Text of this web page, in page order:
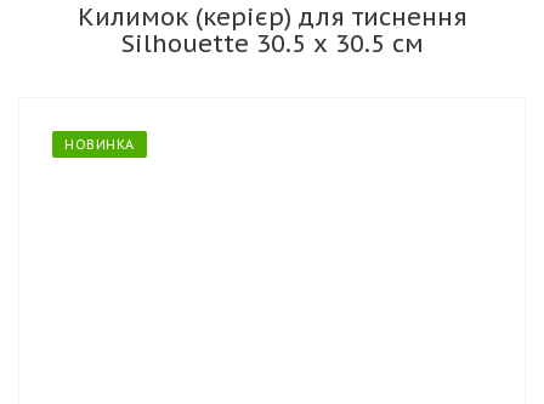
Килимок (керієр) для тиснення
Silhouette 30.5 х 30.5 см
НОВИНКА